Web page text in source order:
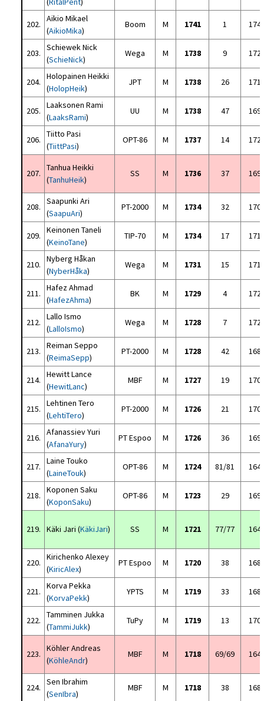
202.
Aikio Mikael
(AikioMika)
Boom M 1741 1
203.
Schiewek Nick
(SchieNick)
Wega M 1738 9
204.
Holopainen Heikki
(HolopHeik)
JPT M 1738 26
205.
Laaksonen Rami
(LaaksRami)
UU M 1738 47
206.
Tiitto Pasi
(TiittPasi)
OPT-86 M 1737 14
207.
Tanhua Heikki
(TanhuHeik)
SS M 1736 37
208.
Saapunki Ari
(SaapuAri)
PT-2000 M 1734 32
209.
Keinonen Taneli
(KeinoTane)
TIP-70 M 1734 17
210.
Nyberg Håkan
(NyberHåka)
Wega M 1731 15
211.
Hafez Ahmad
(HafezAhma)
BK M 1729 4
212.
Lallo Ismo
(LalloIsmo)
Wega M 1728 7
213.
Reiman Seppo
(ReimaSepp)
PT-2000 M 1728 42
214.
Hewitt Lance
(HewitLanc)
MBF M 1727 19
215.
Lehtinen Tero
(LehtiTero)
PT-2000 M 1726 21
216.
Afanassiev Yuri
(AfanaYury)
PT Espoo M 1726 36
217.
Laine Touko
(LaineTouk)
OPT-86 M 1724 81/81
218.
Koponen Saku
(KoponSaku)
OPT-86 M 1723 29
219. Käki Jari (KäkiJari) SS M 1721 77/77
220.
Kirichenko Alexey
(KiricAlex)
PT Espoo M 1720 38
221.
Korva Pekka
(KorvaPekk)
YPTS M 1719 33
222.
Tamminen Jukka
(TammiJukk)
TuPy M 1719 13
223.
Köhler Andreas
(KöhleAndr)
MBF M 1718 69/69
224.
Sen Ibrahim
(SenIbra)
MBF M 1718 38